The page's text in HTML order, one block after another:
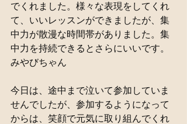
でくれました。様々な表現をしてくれ
て、いいレッスンができましたが、集
中力が散漫な時間帯がありました。集
中力を持続できるとさらにいいです。
みやびちゃん
今日は、途中まで泣いて参加していま
せんでしたが、参加するようになって
からは、笑顔で元気に取り組んでくれ